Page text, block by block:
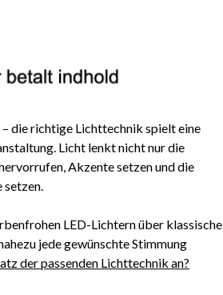
die richtige Lichttechnik spielt eine
Licht lenkt nicht nur die
Akzente setzen und die
setzen.
LED-Lichtern über klassische
jede gewünschte Stimmung
der passenden Lichttechnik an?